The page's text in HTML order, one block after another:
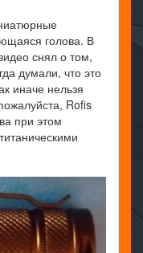
голова. В
снял о том,
думали, что это
иначе нельзя
Rofis
при этом